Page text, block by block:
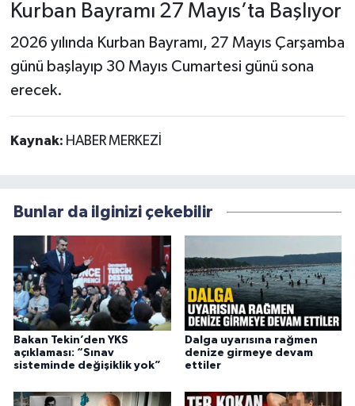
Kurban Bayramı 27 Mayıs’ta Başlıyor
2026 yılında Kurban Bayramı, 27 Mayıs Çarşamba
günü başlayıp 30 Mayıs Cumartesi günü sona
erecek.
Kaynak: HABER MERKEZİ
Bunlar da ilginizi çekebilir
Bakan Tekin’den YKS
açıklaması: “Sınav
sisteminde değişiklik yok”
Dalga uyarısına rağmen
denize girmeye devam
ettiler